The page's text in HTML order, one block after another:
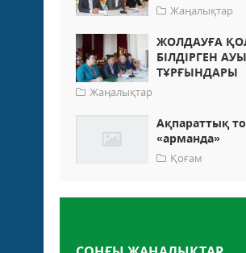
Жаңалықтар
ЖОЛДАУҒА
БІЛДІРГЕН
ТҰРҒЫНДАРЫ
Жаңалықтар
Ақпараттық
«арманда»
Қоғам